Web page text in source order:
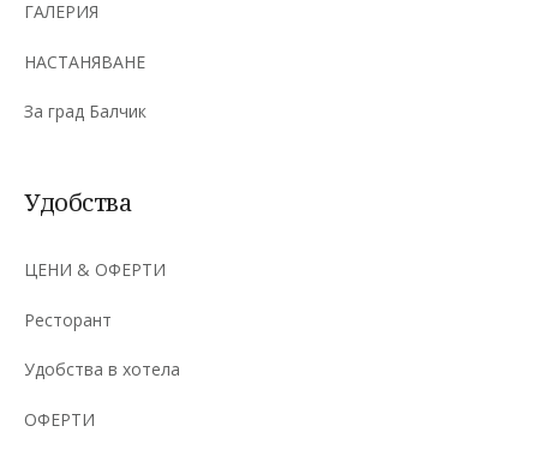
ГАЛЕРИЯ
НАСТАНЯВАНЕ
За град Балчик
Удобства
ЦЕНИ & ОФЕРТИ
Ресторант
Удобства в хотела
ОФЕРТИ